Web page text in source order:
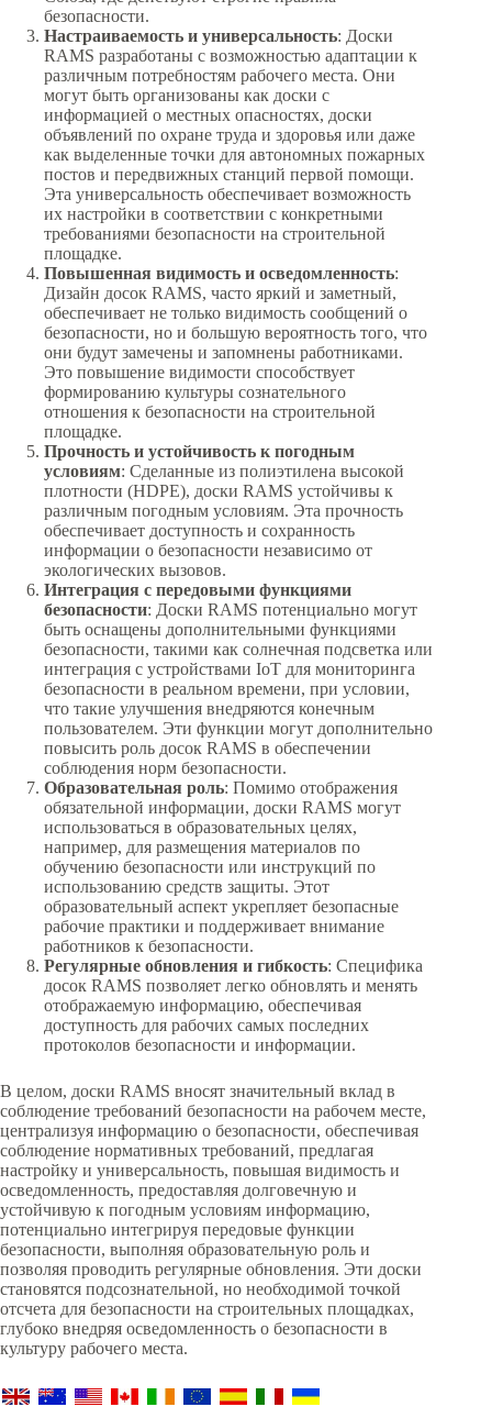
безопасности.
Настраиваемость и универсальность: Доски
RAMS разработаны с возможностью адаптации к
различным потребностям рабочего места. Они
могут быть организованы как доски с
информацией о местных опасностях, доски
объявлений по охране труда и здоровья или даже
как выделенные точки для автономных пожарных
постов и передвижных станций первой помощи.
Эта универсальность обеспечивает возможность
их настройки в соответствии с конкретными
требованиями безопасности на строительной
площадке.
Повышенная видимость и осведомленность:
Дизайн досок RAMS, часто яркий и заметный,
обеспечивает не только видимость сообщений о
безопасности, но и большую вероятность того, что
они будут замечены и запомнены работниками.
Это повышение видимости способствует
формированию культуры сознательного
отношения к безопасности на строительной
площадке.
Прочность и устойчивость к погодным
условиям: Сделанные из полиэтилена высокой
плотности (HDPE), доски RAMS устойчивы к
различным погодным условиям. Эта прочность
обеспечивает доступность и сохранность
информации о безопасности независимо от
экологических вызовов.
Интеграция с передовыми функциями
безопасности: Доски RAMS потенциально могут
быть оснащены дополнительными функциями
безопасности, такими как солнечная подсветка или
интеграция с устройствами IoT для мониторинга
безопасности в реальном времени, при условии,
что такие улучшения внедряются конечным
пользователем. Эти функции могут дополнительно
повысить роль досок RAMS в обеспечении
соблюдения норм безопасности.
Образовательная роль: Помимо отображения
обязательной информации, доски RAMS могут
использоваться в образовательных целях,
например, для размещения материалов по
обучению безопасности или инструкций по
использованию средств защиты. Этот
образовательный аспект укрепляет безопасные
рабочие практики и поддерживает внимание
работников к безопасности.
Регулярные обновления и гибкость: Специфика
досок RAMS позволяет легко обновлять и менять
отображаемую информацию, обеспечивая
доступность для рабочих самых последних
протоколов безопасности и информации.
В целом, доски RAMS вносят значительный вклад в
соблюдение требований безопасности на рабочем месте,
централизуя информацию о безопасности, обеспечивая
соблюдение нормативных требований, предлагая
настройку и универсальность, повышая видимость и
осведомленность, предоставляя долговечную и
устойчивую к погодным условиям информацию,
потенциально интегрируя передовые функции
безопасности, выполняя образовательную роль и
позволяя проводить регулярные обновления. Эти доски
становятся подсознательной, но необходимой точкой
отсчета для безопасности на строительных площадках,
глубоко внедряя осведомленность о безопасности в
культуру рабочего места.